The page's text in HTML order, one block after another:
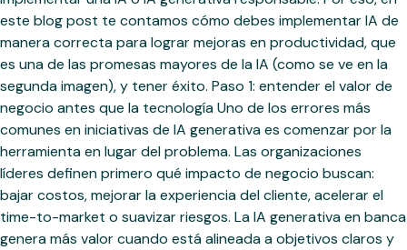
este blog post te contamos cómo debes implementar IA de
manera correcta para lograr mejoras en productividad, que
es una de las promesas mayores de la IA (como se ve en la
segunda imagen), y tener éxito. Paso 1: entender el valor de
negocio antes que la tecnología Uno de los errores más
comunes en iniciativas de IA generativa es comenzar por la
herramienta en lugar del problema. Las organizaciones
líderes definen primero qué impacto de negocio buscan:
bajar costos, mejorar la experiencia del cliente, acelerar el
time-to-market o suavizar riesgos. La IA generativa en banca
genera más valor cuando está alineada a objetivos claros y